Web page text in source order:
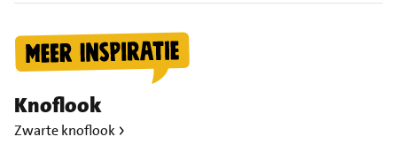
Knoflook
Zwarte knoflook